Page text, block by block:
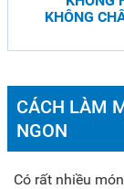
KHÔNG
CÁCH LÀM
NGON
Có rất nhiều